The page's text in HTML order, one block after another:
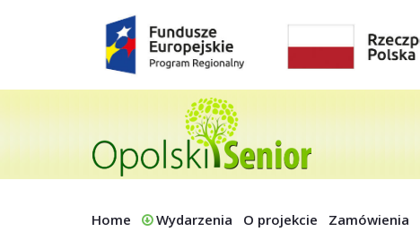
Home Wydarzenia O projekcie Zamówienia